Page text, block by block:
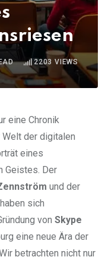
2203 VIEWS
eine Chronik
Welt der digitalen
eines
Geistes. Der
und der
haben sich
von Skype
eine neue Ära der
betrachten nicht nur